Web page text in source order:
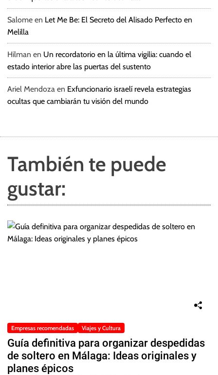
Salome en Let Me Be: El Secreto del Alisado Perfecto en
Melilla
Hilman en Un recordatorio en la última vigilia: cuando el
estado interior abre las puertas del sustento
Ariel Mendoza en Exfuncionario israelí revela estrategias
ocultas que cambiarán tu visión del mundo
También te puede
gustar:
Empresas recomendadas Viajes y Cultura
Guía definitiva para organizar despedidas
de soltero en Málaga: Ideas originales y
planes épicos